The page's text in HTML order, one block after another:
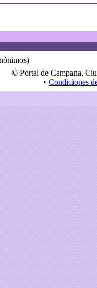
© Portal de Campana,
• Condiciones